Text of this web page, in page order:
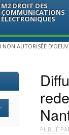
M2 DROIT DES
COMMUNICATIONS
ÉLECTRONIQUES
NON AUTORISÉE
PUBLIÉ